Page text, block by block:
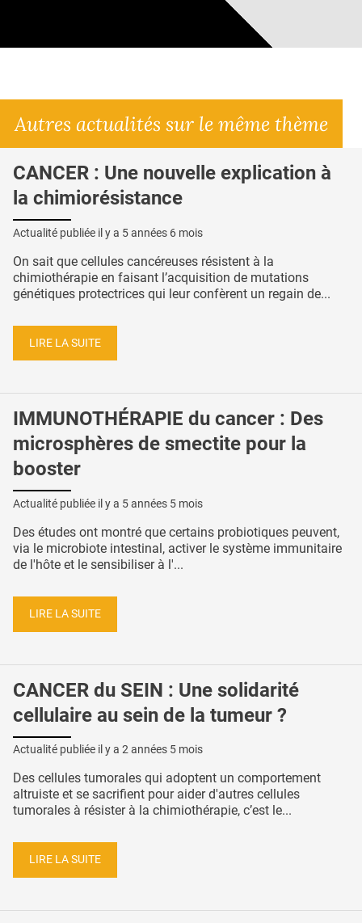
Autres actualités sur le même thème
CANCER : Une nouvelle explication à
la chimiorésistance
Actualité publiée il y a 5 années 6 mois
On sait que cellules cancéreuses résistent à la
chimiothérapie en faisant l’acquisition de mutations
génétiques protectrices qui leur confèrent un regain de...
LIRE LA SUITE
IMMUNOTHÉRAPIE du cancer : Des
microsphères de smectite pour la
booster
Actualité publiée il y a 5 années 5 mois
Des études ont montré que certains probiotiques peuvent,
via le microbiote intestinal, activer le système immunitaire
de l'hôte et le sensibiliser à l'...
LIRE LA SUITE
CANCER du SEIN : Une solidarité
cellulaire au sein de la tumeur ?
Actualité publiée il y a 2 années 5 mois
Des cellules tumorales qui adoptent un comportement
altruiste et se sacrifient pour aider d'autres cellules
tumorales à résister à la chimiothérapie, c’est le...
LIRE LA SUITE